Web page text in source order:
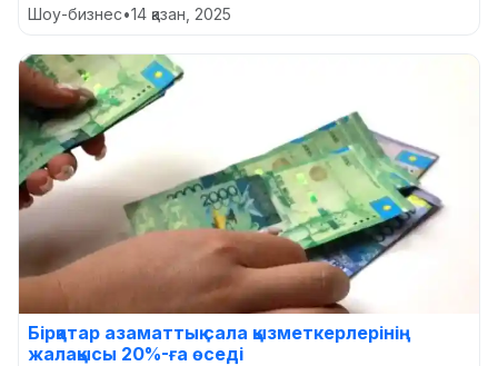
Шоу-бизнес•14 қазан, 2025
Бірқатар азаматтық сала қызметкерлерінің
жалақысы 20%-ға өседі